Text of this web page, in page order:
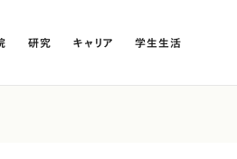
研究 キャリア 学生生活